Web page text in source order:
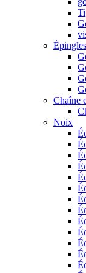
Épingles
Chaîne
Noix